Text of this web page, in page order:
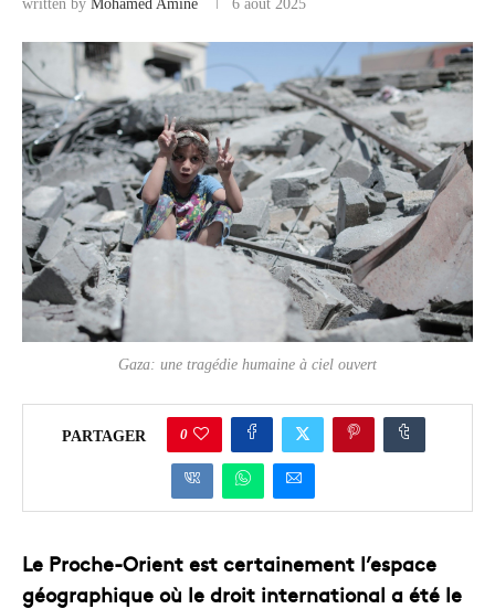
written by Mohamed Amine 6 août 2025
Gaza: une tragédie humaine à ciel ouvert
PARTAGER 0
Le Proche-Orient est certainement l’espace
géographique où le droit international a été le